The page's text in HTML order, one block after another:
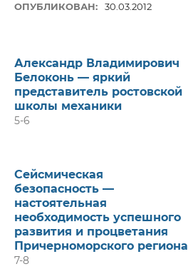
ОПУБЛИКОВАН: 30.03.2012
Александр Владимирович
Белоконь — яркий
представитель ростовской
школы механики
5-6
Сейсмическая
безопасность —
настоятельная
необходимость успешного
развития и процветания
Причерноморского региона
7-8